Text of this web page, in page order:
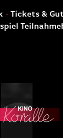
Tickets &